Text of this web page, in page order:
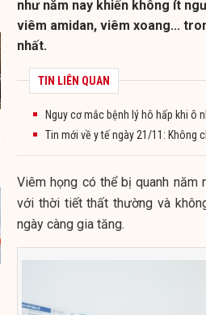
như năm nay khiến không ít
viêm amidan, viêm xoang...
nhất.
TIN LIÊN QUAN
Nguy cơ mắc bệnh lý hô hấp khi ô
Tin mới về y tế ngày 21/11: Không
Viêm họng có thể bị quanh năm
với thời tiết thất thường và
ngày càng gia tăng.